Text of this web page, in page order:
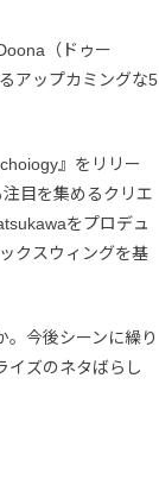
（ドゥー
アップカミングな5
』をリリー
目を集めるクリエ
をプロデュ
クスウィングを基
。今後シーンに繰り
イズのネタばらし